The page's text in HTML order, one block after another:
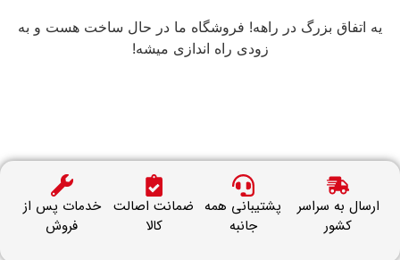
یه اتفاق بزرگ در راهه! فروشگاه ما در حال ساخت هست و به
زودی راه اندازی میشه!
ارسال به سراسر
کشور
پشتیبانی همه
جانبه
ضمانت اصالت
کالا
خدمات پس از
فروش